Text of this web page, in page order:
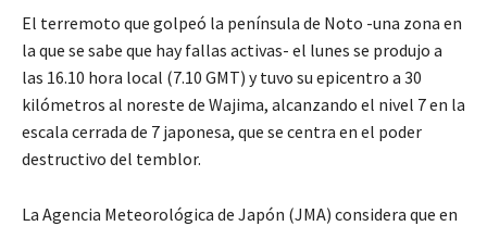
El terremoto que golpeó la península de Noto -una zona en
la que se sabe que hay fallas activas- el lunes se produjo a
las 16.10 hora local (7.10 GMT) y tuvo su epicentro a 30
kilómetros al noreste de Wajima, alcanzando el nivel 7 en la
escala cerrada de 7 japonesa, que se centra en el poder
destructivo del temblor.
La Agencia Meteorológica de Japón (JMA) considera que en